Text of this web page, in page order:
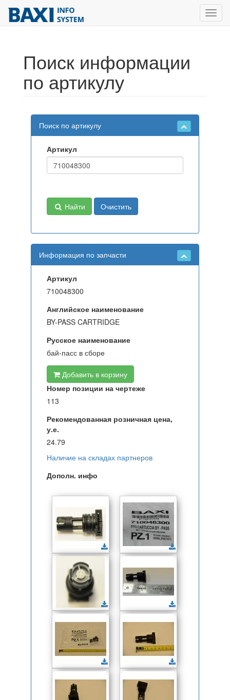
Поиск информации
по артикулу
Поиск по артикулу
Артикул
Найти Очистить
Информация по запчасти
Артикул
710048300
Английское наименование
BY-PASS CARTRIDGE
Русское наименование
бай-пасс в сборе
Добавить в корзину
Номер позиции на чертеже
113
Рекомендованная розничная цена,
у.е.
24.79
Наличие на складах партнеров
Дополн. инфо